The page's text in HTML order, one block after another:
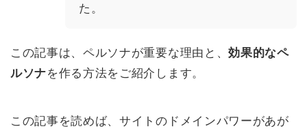
た。
この記事は、ペルソナが重要な理由と、効果的なペ
ルソナを作る方法をご紹介します。
この記事を読めば、サイトのドメインパワーがあが